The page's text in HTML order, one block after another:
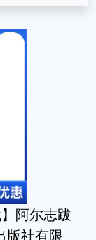
阿尔志跋
版社有限